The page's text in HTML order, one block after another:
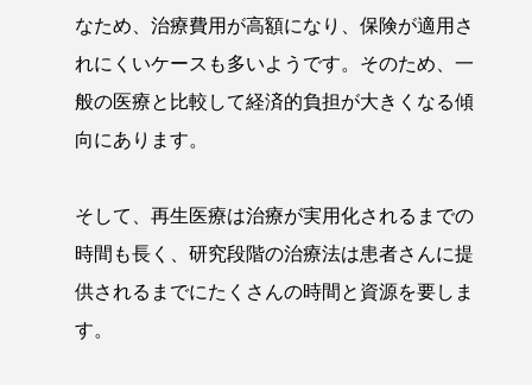
なため、治療費用が高額になり、保険が適用さ
れにくいケースも多いようです。そのため、一
般の医療と比較して経済的負担が大きくなる傾
向にあります。
そして、再生医療は治療が実用化されるまでの
時間も長く、研究段階の治療法は患者さんに提
供されるまでにたくさんの時間と資源を要しま
す。